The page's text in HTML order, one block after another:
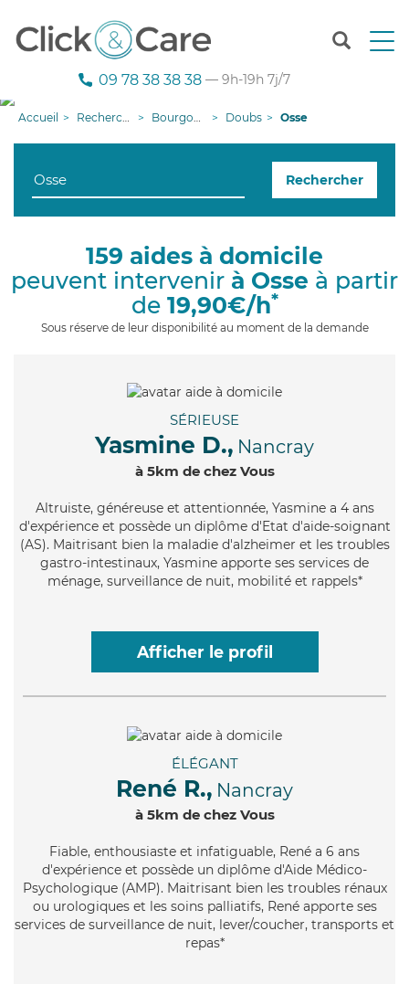
T
n
g
i
09 78 38 38 38 — 9h-19h 7j/7
Accueil Recherche aide à domicile Bourgogne-Franche-Comté Doubs Osse
Rechercher
159 aides à domicile
peuvent intervenir à Osse à partir
de 19,90€/h*
Sous réserve de leur disponibilité au moment de la demande
SÉRIEUSE
Yasmine D., Nancray
à 5km de chez Vous
Altruiste, généreuse et attentionnée, Yasmine a 4 ans
d'expérience et possède un diplôme d'Etat d'aide-soignant
(AS). Maitrisant bien la maladie d'alzheimer et les troubles
gastro-intestinaux, Yasmine apporte ses services de
ménage, surveillance de nuit, mobilité et rappels*
Afficher le profil
ÉLÉGANT
René R., Nancray
à 5km de chez Vous
Fiable, enthousiaste et infatiguable, René a 6 ans
d'expérience et possède un diplôme d'Aide Médico-
Psychologique (AMP). Maitrisant bien les troubles rénaux
ou urologiques et les soins palliatifs, René apporte ses
services de surveillance de nuit, lever/coucher, transports et
repas*